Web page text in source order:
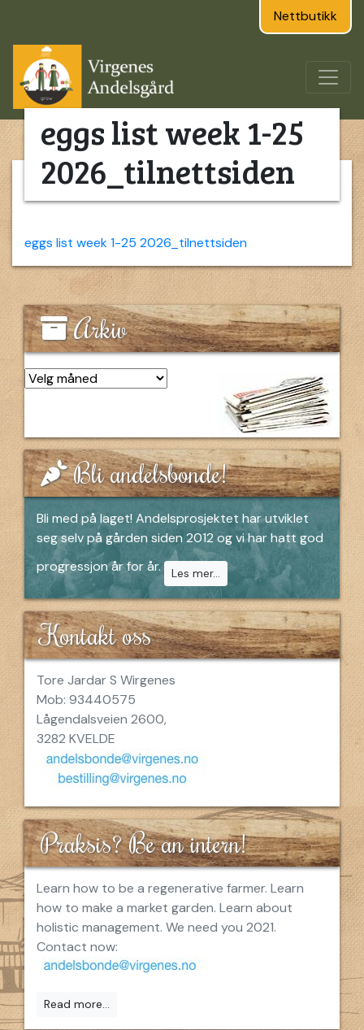
Nettbutikk
eggs list week 1-25
2026_tilnettsiden
eggs list week 1-25 2026_tilnettsiden
Arkiv
Bli andelsbonde!
Bli med på laget! Andelsprosjektet har utviklet
seg selv på gården siden 2012 og vi har hatt god
progressjon år for år.
Les mer...
Kontakt oss
Tore Jardar S Wirgenes
Mob: 93440575
Lågendalsveien 2600,
3282 KVELDE
Praksis? Be an intern!
Learn how to be a regenerative farmer. Learn
how to make a market garden. Learn about
holistic management. We need you 2021.
Contact now:
Read more...